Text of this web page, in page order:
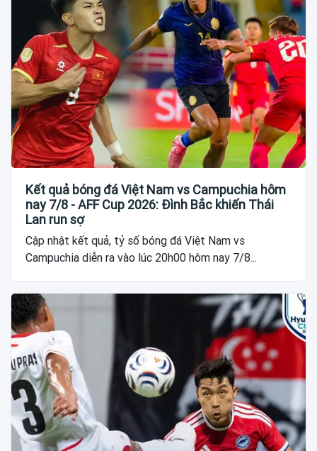
Kết quả bóng đá Việt Nam vs Campuchia hôm
nay 7/8 - AFF Cup 2026: Đình Bắc khiến Thái
Lan run sợ
Cập nhật kết quả, tỷ số bóng đá Việt Nam vs
Campuchia diễn ra vào lúc 20h00 hôm nay 7/8...